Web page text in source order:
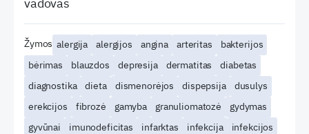
Žymos alergija alergijos angina arteritas
bakterijos
bėrimas
blauzdos depresija dermatitas
diabetas
diagnostika
dieta dismenorėjos dispepsija
dusulys
erekcijos
fibrozė gamyba granuliomatozė
gydymas
gyvūnai
imunodeficitas infarktas infekcija
infekcijos